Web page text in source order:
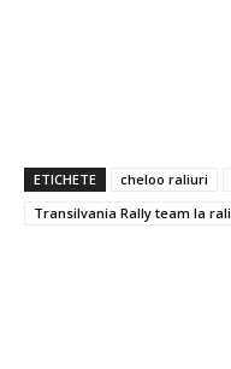
ETICHETE cheloo raliuri
Transilvania Rally team la